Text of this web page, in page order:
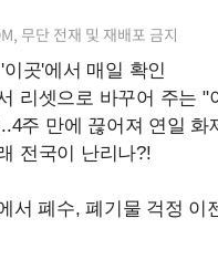
무단 전재 및 재배포 금지